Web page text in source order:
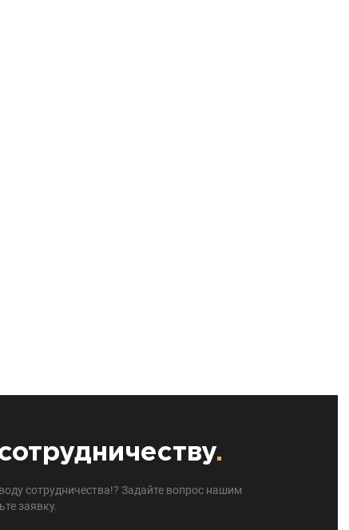
.
сотрудничества!? Задайте вопрос нашим
заявку.